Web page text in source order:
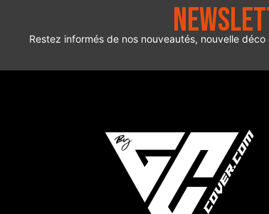
Restez informés de nos nouveautés, nouvelle